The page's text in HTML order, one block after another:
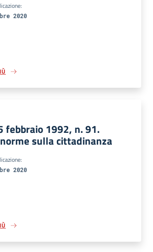
2020
febbraio 1992, n. 91.
sulla cittadinanza
2020